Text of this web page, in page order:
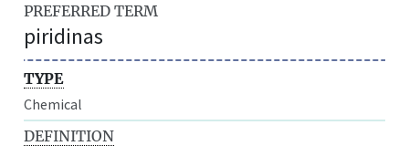
PREFERRED TERM
piridinas
TYPE
Chemical
DEFINITION